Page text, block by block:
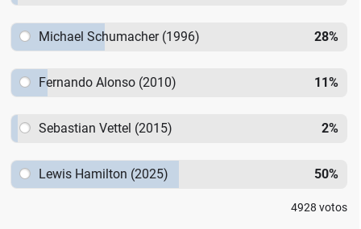
Michael Schumacher (1996) 28%
Fernando Alonso (2010) 11%
Sebastian Vettel (2015) 2%
Lewis Hamilton (2025) 50%
4928 votos